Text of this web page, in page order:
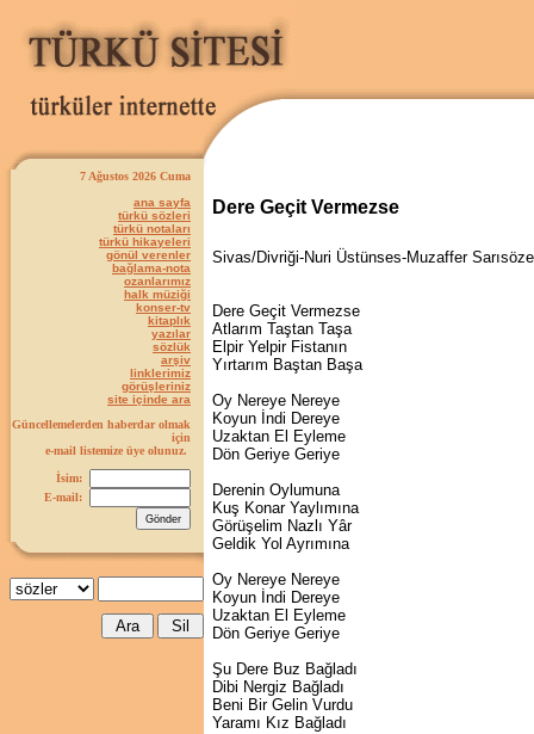
7 Ağustos 2026 Cuma
ana sayfa
türkü sözleri
türkü notaları
türkü hikayeleri
gönül verenler
bağlama-nota
ozanlarımız
halk müziği
konser-tv
kitaplık
yazılar
sözlük
arşiv
linklerimiz
görüşleriniz
site içinde ara
Güncellemelerden haberdar olmak
için
e-mail listemize üye olunuz.
İsim:
E-mail:
Dere Geçit Vermezse
Sivas/Divriği-Nuri Üstünses-Muzaffer
Dere Geçit Vermezse
Atlarım Taştan Taşa
Elpir Yelpir Fistanın
Yırtarım Baştan Başa
Oy Nereye Nereye
Koyun İndi Dereye
Uzaktan El Eyleme
Dön Geriye Geriye
Derenin Oylumuna
Kuş Konar Yaylımına
Görüşelim Nazlı Yâr
Geldik Yol Ayrımına
Oy Nereye Nereye
Koyun İndi Dereye
Uzaktan El Eyleme
Dön Geriye Geriye
Şu Dere Buz Bağladı
Dibi Nergiz Bağladı
Beni Bir Gelin Vurdu
Yaramı Kız Bağladı